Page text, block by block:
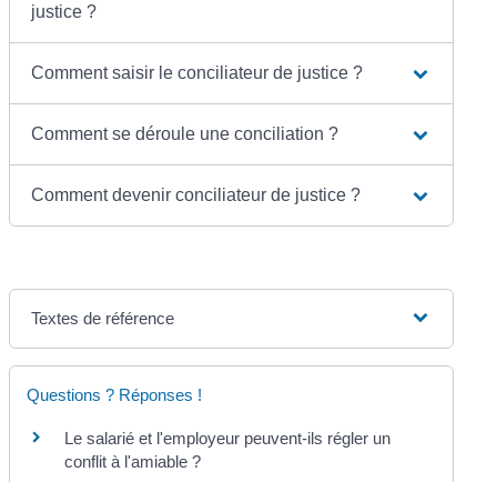
justice ?
Comment saisir le conciliateur de justice ?
Comment se déroule une conciliation ?
Comment devenir conciliateur de justice ?
Textes de référence
Questions ? Réponses !
Le salarié et l'employeur peuvent-ils régler un
conflit à l'amiable ?